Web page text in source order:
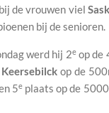
de vrouwen viel
bij de senioren.
werd hij 2eop de
op de
5eplaats op de